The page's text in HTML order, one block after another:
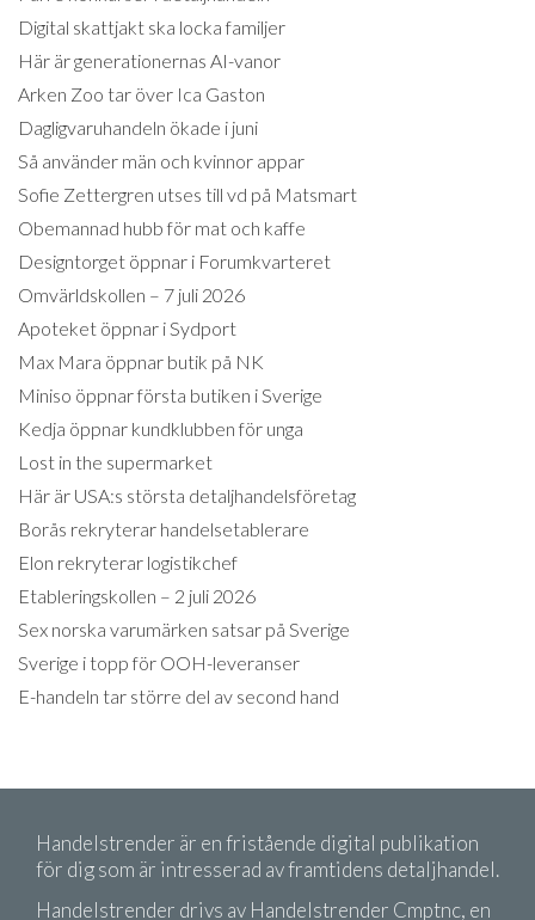
Digital skattjakt ska locka familjer
Här är generationernas AI-vanor
Arken Zoo tar över Ica Gaston
Dagligvaruhandeln ökade i juni
Så använder män och kvinnor appar
Sofie Zettergren utses till vd på Matsmart
Obemannad hubb för mat och kaffe
Designtorget öppnar i Forumkvarteret
Omvärldskollen – 7 juli 2026
Apoteket öppnar i Sydport
Max Mara öppnar butik på NK
Miniso öppnar första butiken i Sverige
Kedja öppnar kundklubben för unga
Lost in the supermarket
Här är USA:s största detaljhandelsföretag
Borås rekryterar handelsetablerare
Elon rekryterar logistikchef
Etableringskollen – 2 juli 2026
Sex norska varumärken satsar på Sverige
Sverige i topp för OOH-leveranser
E-handeln tar större del av second hand
Handelstrender är en fristående digital publikation
för dig som är intresserad av framtidens detaljhandel.
Handelstrender drivs av Handelstrender Cmptnc, en